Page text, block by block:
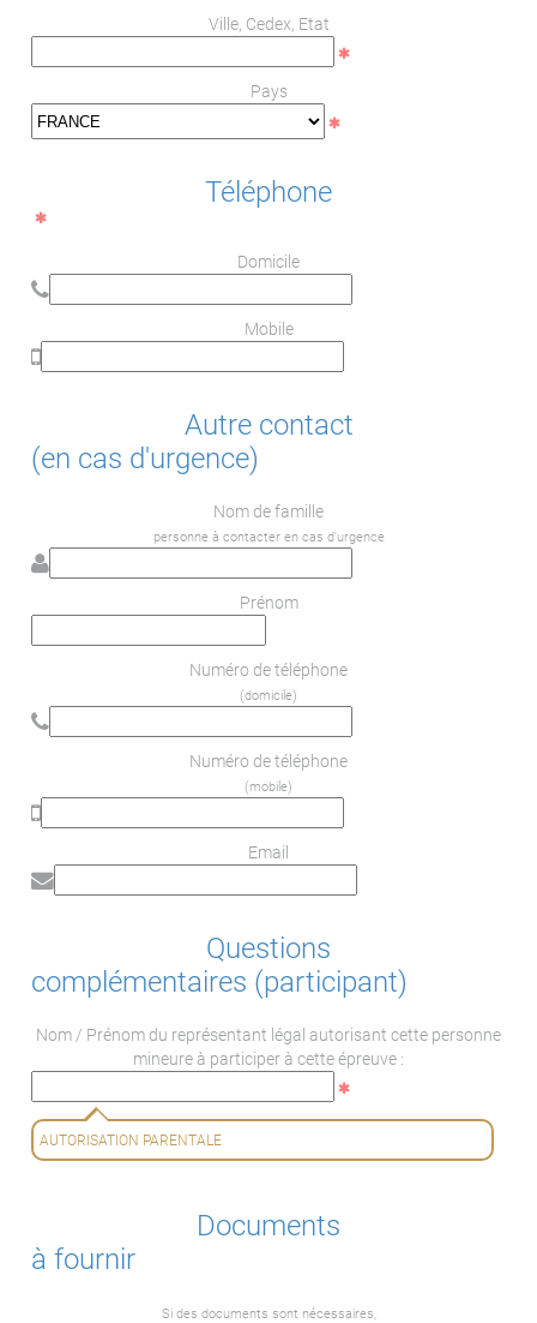
Ville, Cedex, Etat
Pays
Téléphone
Domicile
Mobile
Autre contact
(en cas d'urgence)
Nom de famille
personne à contacter en cas d'urgence
Prénom
Numéro de téléphone
(domicile)
Numéro de téléphone
(mobile)
Email
Questions
complémentaires (participant)
Nom / Prénom du représentant légal autorisant cette personne
mineure à participer à cette épreuve :
AUTORISATION PARENTALE
Documents
à fournir
Si des documents sont nécessaires,